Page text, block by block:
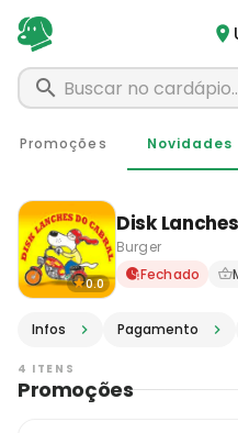
0.0
Disk
Burger
Fechado
Infos Pagamento
Promoções Novidades
4 ITENS
Promoções